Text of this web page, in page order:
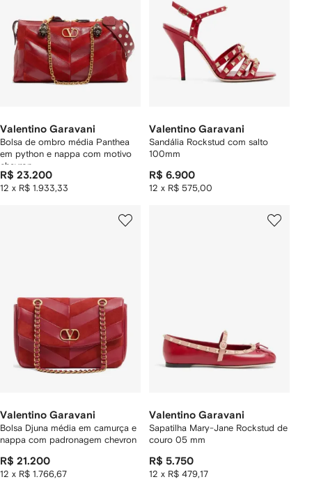
Valentino Garavani
Bolsa de ombro média Panthea
em python e nappa com motivo
chevron
R$ 23.200
12 x R$ 1.933,33
Valentino Garavani
Sandália Rockstud com salto
100mm
R$ 6.900
12 x R$ 575,00
Valentino Garavani
Bolsa Djuna média em camurça e
nappa com padronagem chevron
R$ 21.200
12 x R$ 1.766,67
Valentino Garavani
Sapatilha Mary-Jane Rockstud de
couro 05 mm
R$ 5.750
12 x R$ 479,17